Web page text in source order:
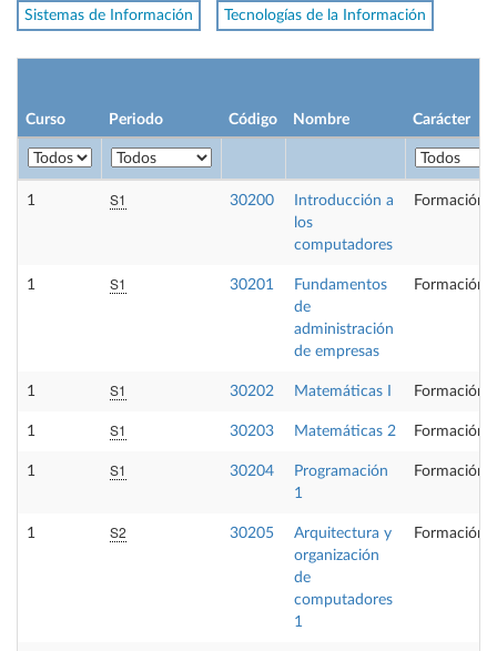
Sistemas de Información Tecnologías de la Información
Curso Periodo Código Nombre Carácter
1 S1 30200
Introducción a
los
computadores
Formación
1 S1 30201
Fundamentos
de
administración
de empresas
Formación
1 S1 30202 Matemáticas I Formación
1 S1 30203 Matemáticas 2 Formación
1 S1 30204
Programación
1
Formación
1 S2 30205
Arquitectura y
organización
de
computadores
1
Formación